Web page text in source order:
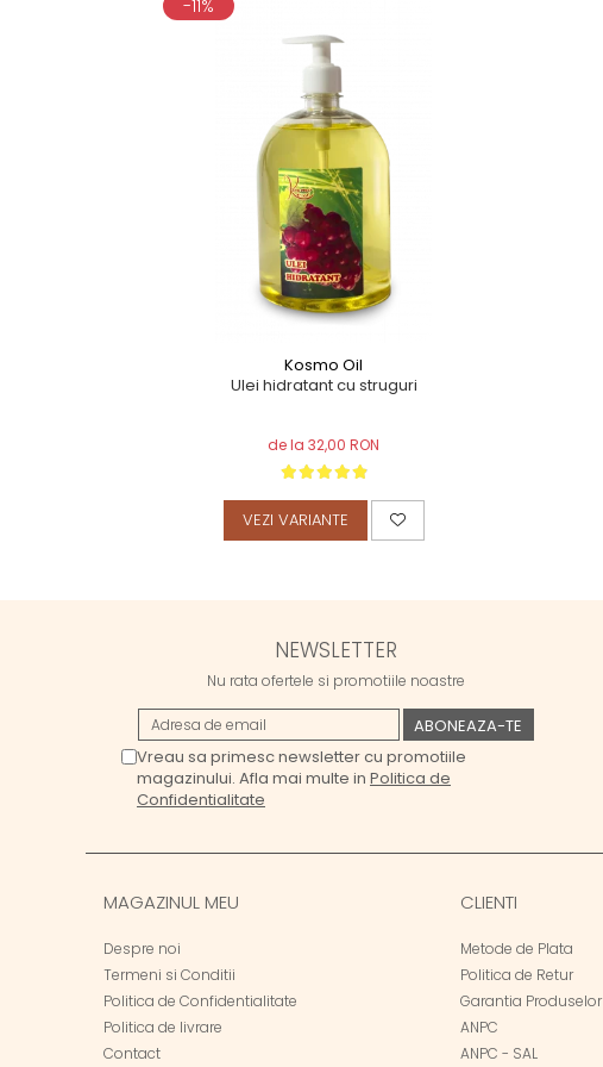
-11%
Kosmo Oil
Ulei hidratant cu struguri
de la 32,00 RON
VEZI VARIANTE
NEWSLETTER
Nu rata ofertele si promotiile noastre
Vreau sa primesc newsletter cu promotiile
magazinului. Afla mai multe in Politica de
Confidentialitate
MAGAZINUL MEU
Despre noi
Termeni si Conditii
Politica de Confidentialitate
Politica de livrare
Contact
CLIENTI
Metode de Plata
Politica de Retur
Garantia Produselor
ANPC
ANPC - SAL